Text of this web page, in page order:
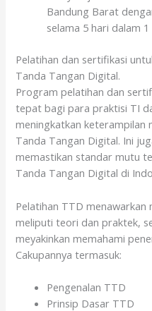
Bandung Barat
selama 5 hari dalam
Pelatihan dan sertifikasi
Tanda Tangan Digital.
Program pelatihan dan
tepat bagi para praktisi TI
meningkatkan keterampilan
Tanda Tangan Digital. Ini
memastikan standar mutu
Tanda Tangan Digital di
Pelatihan TTD
meliputi teori dan praktek,
meyakinkan memahami
Cakupannya termasuk:
Pengenalan TTD
Prinsip Dasar TTD